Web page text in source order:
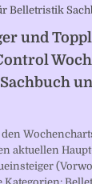
und
aktuellen